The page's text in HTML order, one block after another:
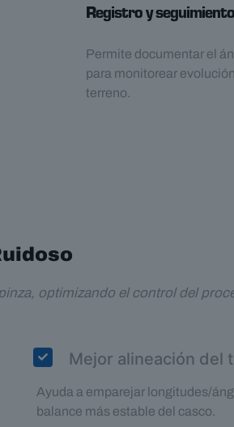
Registro y
Permite documentar el
para monitorear
terreno.
optimizando el control del
Mejor alineación del
Ayuda a emparejar longitudes/
balance más estable del casco.